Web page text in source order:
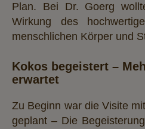
Plan. Bei Dr. Goerg
Wirkung des
menschlichen Körper und
Kokos begeistert –
erwartet
Zu Beginn war die Visite
geplant – Die